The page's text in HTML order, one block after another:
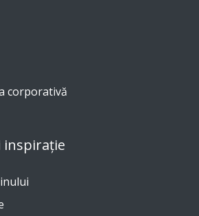
corporativă
inspirație